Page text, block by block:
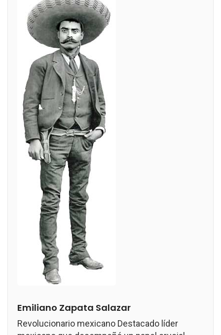
Emiliano Zapata Salazar
Revolucionario mexicano Destacado líder